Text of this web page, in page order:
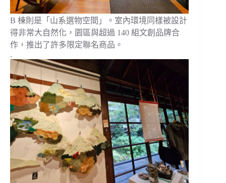
B 棟則是「山系選物空間」。室內環境同樣被設計
得非常大自然化，園區與超過 140 組文創品牌合
作，推出了許多限定聯名商品。
.